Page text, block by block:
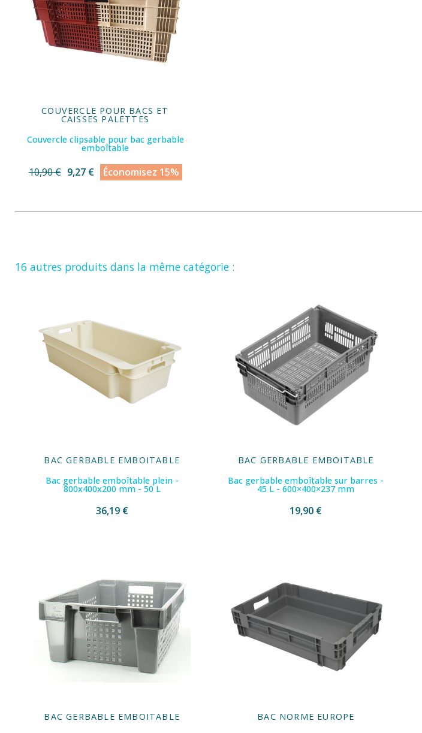
COUVERCLE POUR BACS ET
CAISSES PALETTES
Couvercle clipsable pour bac gerbable
emboîtable
10,90 € 9,27 € Économisez 15%
16 autres produits dans la même catégorie :
BAC GERBABLE EMBOITABLE
Bac gerbable emboîtable plein -
800x400x200 mm - 50 L
36,19 €
BAC GERBABLE EMBOITABLE
Bac gerbable emboîtable sur barres -
45 L - 600×400×237 mm
19,90 €
BAC GERBABLE EMBOITABLE
BAC NORME EUROPE